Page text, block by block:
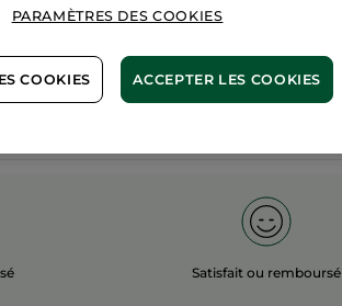
Voir plus
Satisfait ou remboursé
PARAMÈTRES DES COOKIES
COOKIES ACCEPTER LES COOKIES